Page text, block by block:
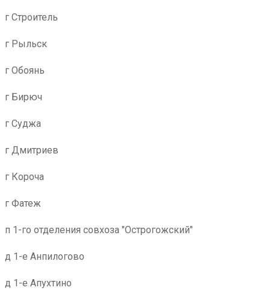
г Строитель
г Рыльск
г Обоянь
г Бирюч
г Суджа
г Дмитриев
г Короча
г Фатеж
п 1-го отделения совхоза "Острогожский"
д 1-е Анпилогово
д 1-е Апухтино